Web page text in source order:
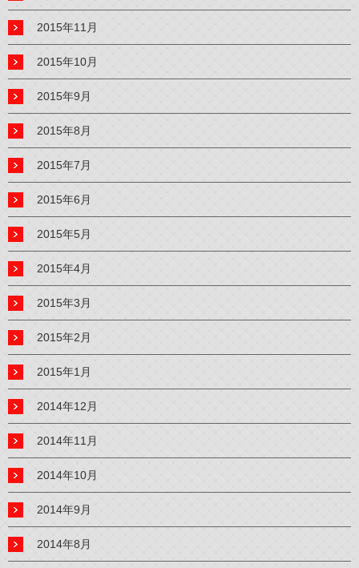
2015年11月
2015年10月
2015年9月
2015年8月
2015年7月
2015年6月
2015年5月
2015年4月
2015年3月
2015年2月
2015年1月
2014年12月
2014年11月
2014年10月
2014年9月
2014年8月